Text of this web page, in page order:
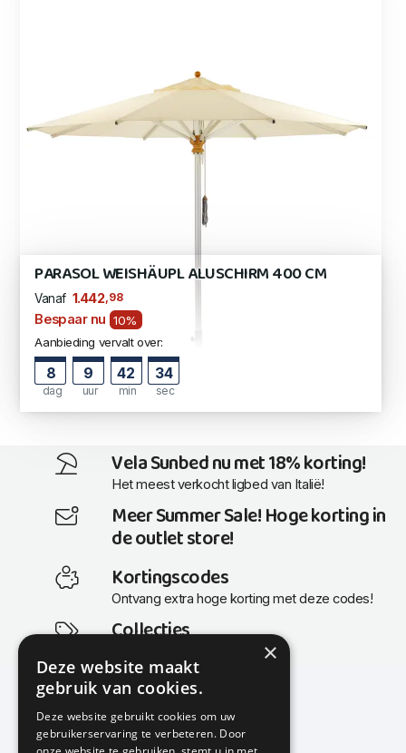
PARASOL WEISHÄUPL ALUSCHIRM 400 CM
Vanaf 1.442 ,98
Bespaar nu 10%
Aanbieding vervalt over:
8
dag
9
uur
42
min
33
sec
Vela Sunbed nu met 18% korting!
Het meest verkocht ligbed van Italië!
Meer Summer Sale! Hoge korting in
de outlet store!
Kortingscodes
Ontvang extra hoge korting met deze codes!
Collecties
Actuele en populaire collecties
KMP Kantoormeubilair
×
Deze website maakt
gebruik van cookies.
Deze website gebruikt cookies om uw
gebruikerservaring te verbeteren. Door